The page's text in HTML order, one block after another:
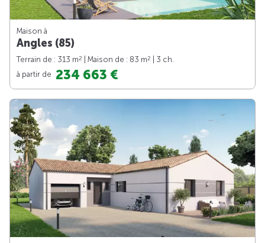
Maison à
Angles (85)
Terrain de : 313 m2 | Maison de : 83 m2
| 3 ch.
à partir de 234 663 €